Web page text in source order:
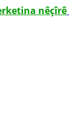
nêçîrê